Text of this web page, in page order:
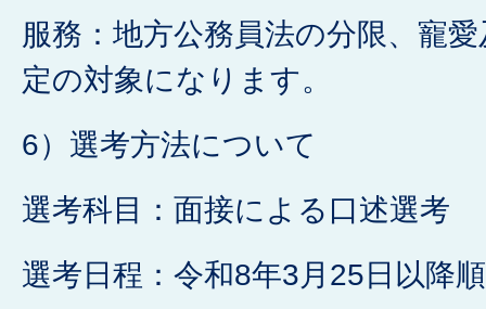
服務：地方公務員法の分限、寵
定の対象になります。
6）選考方法について
選考科目：面接による口述選考
選考日程：令和8年3月25日以降